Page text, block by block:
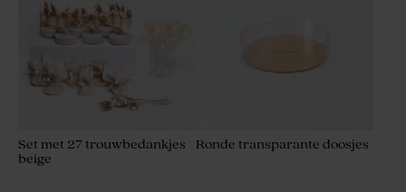
Set met 27 trouwbedankjes
beige
Ronde transparante doosjes